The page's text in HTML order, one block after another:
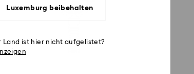
Luxemburg beibehalten
Land ist hier nicht aufgelistet?